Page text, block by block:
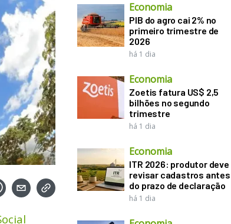
Economia
PIB do agro cai 2% no
primeiro trimestre de
2026
há 1 dia
Economia
Zoetis fatura US$ 2,5
bilhões no segundo
trimestre
há 1 dia
Economia
ITR 2026: produtor deve
revisar cadastros antes
do prazo de declaração
há 1 dia